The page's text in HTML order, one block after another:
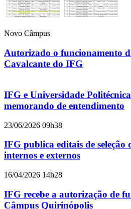
Novo Câmpus
Autorizado o funcionamento
Cavalcante do IFG
IFG e Universidade
memorando de entendimento
23/06/2026 09h38
IFG publica editais de seleção
internos e externos
16/04/2026 14h28
IFG recebe a autorização de
Câmpus Quirinópolis